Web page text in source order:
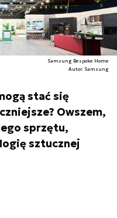
Samsung Bespoke Home
Autor. Samsung
stać się
Owszem,
sprzętu,
sztucznej